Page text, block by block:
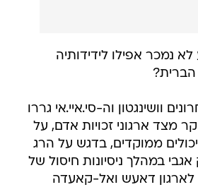
לא נמכר אפילו לידידותיה
וושינגטון וה-סי.איי.אי גררו
מצד ארגוני זכויות אדם, על
ממוקדים, בדגש על הרג
במהלך ניסיונות חיסול של
דאעש ואל-קאעדה